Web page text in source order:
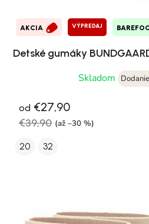
AKCIA VÝPREDAJ
Detské gumáky
Skladom
od €27,90
€39,90 (až –30 %)
20 32